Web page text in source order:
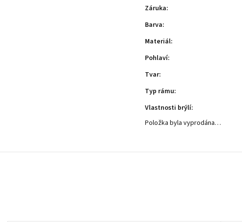
Záruka:
Barva:
Materiál:
Pohlaví:
Tvar:
Typ rámu:
Vlastnosti brýlí:
Položka byla vyprodána…